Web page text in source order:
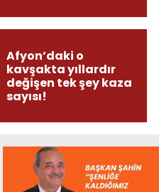
olmuş...
Afyon’daki o
kavşakta yıllardır
değişen tek şey kaza
sayısı!